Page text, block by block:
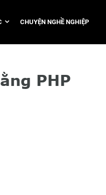
CHUYỆN NGHỀ NGHIỆP
PHP